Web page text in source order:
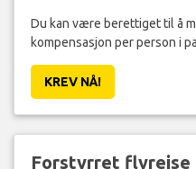
Du kan være berettiget til å
kompensasjon per person i
KREV NÅ!
Forstyrret